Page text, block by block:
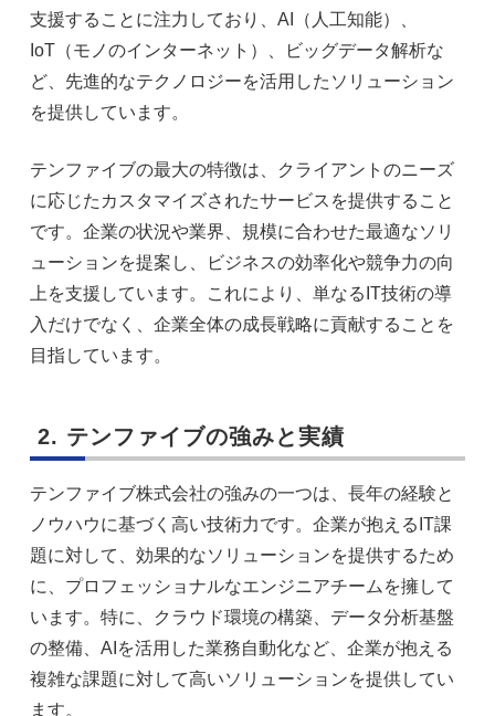
支援することに注力しており、AI（人工知能）、
IoT（モノのインターネット）、ビッグデータ解析な
ど、先進的なテクノロジーを活用したソリューション
を提供しています。
テンファイブの最大の特徴は、クライアントのニーズ
に応じたカスタマイズされたサービスを提供すること
です。企業の状況や業界、規模に合わせた最適なソリ
ューションを提案し、ビジネスの効率化や競争力の向
上を支援しています。これにより、単なるIT技術の導
入だけでなく、企業全体の成長戦略に貢献することを
目指しています。
2. テンファイブの強みと実績
テンファイブ株式会社の強みの一つは、長年の経験と
ノウハウに基づく高い技術力です。企業が抱えるIT課
題に対して、効果的なソリューションを提供するため
に、プロフェッショナルなエンジニアチームを擁して
います。特に、クラウド環境の構築、データ分析基盤
の整備、AIを活用した業務自動化など、企業が抱える
複雑な課題に対して高いソリューションを提供してい
ます。